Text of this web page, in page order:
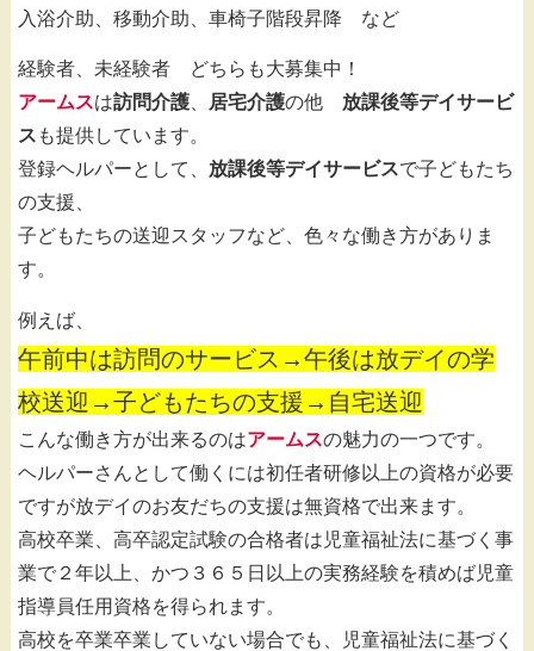
入浴介助、移動介助、車椅子階段昇降 など
経験者、未経験者 どちらも大募集中！
アームスは訪問介護 居宅介護の他 放課後等デイサービ
ス も提供しています。
登録ヘルパーとして、 放課後等デイサービスで子どもたち
の支援、
子どもたちの送迎スタッフなど、色々な働き方がありま
す。
例えば、
午前中は訪問のサービス→午後は放デイの学
校送迎→子どもたちの支援→自宅送迎
こんな働き方が出来るのはアームスの魅力の一つです。
ヘルパーさんとして働くには初任者研修以上の資格が必要
ですが放デイのお友だちの支援は無資格で出来ます。
高校卒業、高卒認定試験の合格者は児童福祉法に基づく事
業で２年以上、かつ３６５日以上の実務経験を積めば児童
指導員任用資格を得られます。
高校を卒業卒業していない場合でも、児童福祉法に基づく